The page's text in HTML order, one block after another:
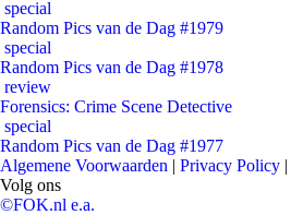
special
Random Pics van de Dag #1979
special
Random Pics van de Dag #1978
review
Forensics: Crime Scene Detective
special
Random Pics van de Dag #1977
Algemene Voorwaarden | Privacy Policy |
Volg ons
©FOK.nl e.a.